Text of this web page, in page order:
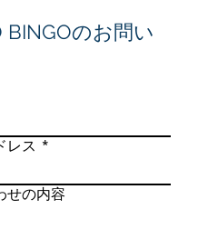
BINGOのお問い
レス
せの内容